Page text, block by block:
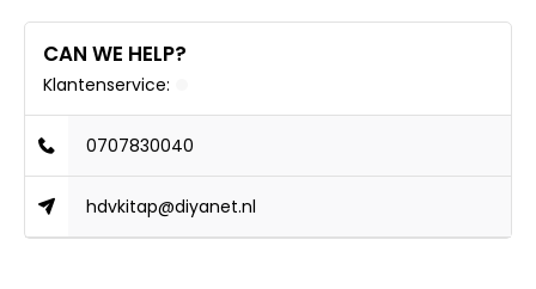
CAN WE HELP?
Klantenservice:
0707830040
hdvkitap@diyanet.nl